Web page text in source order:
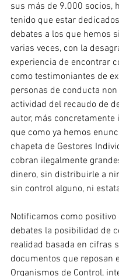
sus más de 9.000 socios,
tenido que estar
debates a los que hemos
varias veces, con la
experiencia de encontrar
como testimoniantes de
personas de conducta
actividad del recaudo de
autor, más concretamente
que como ya hemos
chapeta de Gestores
cobran ilegalmente
dinero, sin distribuirle a
sin control alguno, ni
Notificamos como positivo
debates la posibilidad de
realidad basada en cifras
documentos que reposan
Organismos de Control,